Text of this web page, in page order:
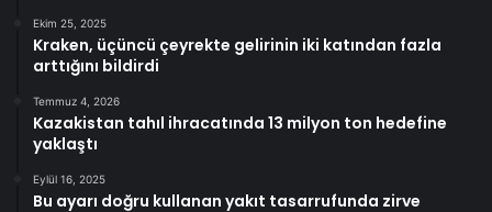
Ekim 25, 2025
Kraken, üçüncü çeyrekte gelirinin iki katından fazla
arttığını bildirdi
Temmuz 4, 2026
Kazakistan tahıl ihracatında 13 milyon ton hedefine
yaklaştı
Eylül 16, 2025
Bu ayarı doğru kullanan yakıt tasarrufunda zirve